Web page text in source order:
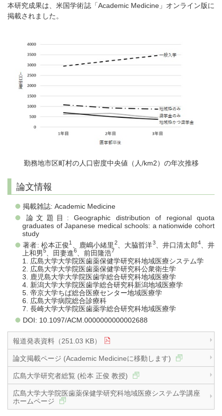
本研究成果は、米国学術誌「Academic Medicine」オンライン版に
掲載されました。
勤務地市区町村の人口密度中央値（人/km2）の年次推移
論文情報
掲載雑誌: Academic Medicine
論文題目: Geographic distribution of regional quota
graduates of Japanese medical schools: a nationwide cohort
study
著者: 松本正俊1 、鹿嶋小緒里 2、大脇哲洋3、井口清太郎4、井
上和男5 、田妻進6 、前田隆浩7
1. 広島大学大学院医歯薬保健学研究科地域医療システム学
2. 広島大学大学院医歯薬保健学研究科公衆衛生学
3. 鹿児島大学大学院医歯学総合研究科地域医療学
4. 新潟大学大学院医歯学総合研究科新潟地域医療学
5. 帝京大学ちば総合医療センター地域医療学
6. 広島大学病院総合診療科
7. 長崎大学大学院医歯薬学総合研究科地域医療学
DOI: 10.1097/ACM.0000000000002688
報道発表資料（251.03 KB）
論文掲載ページ (Academic Medicineに移動します)
広島大学研究者総覧 (松本 正俊 教授)
広島大学大学院医歯薬保健学研究科地域医療システム学講座
ホームページ